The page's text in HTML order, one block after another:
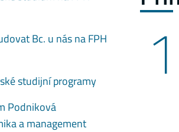
1
Bc. u nás na FPH
studijní programy
Podniková
a management